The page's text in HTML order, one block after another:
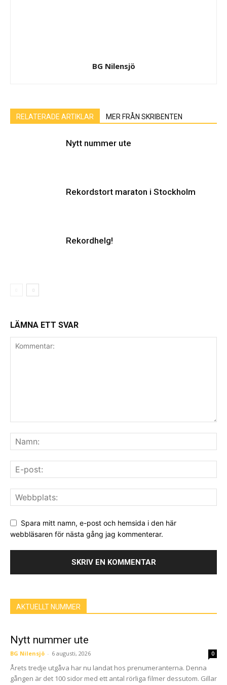
BG Nilensjö
RELATERADE ARTIKLAR MER FRÅN SKRIBENTEN
Nytt nummer ute
Rekordstort maraton i Stockholm
Rekordhelg!
LÄMNA ETT SVAR
Spara mitt namn, e-post och hemsida i den här
webbläsaren för nästa gång jag kommenterar.
AKTUELLT NUMMER
Nytt nummer ute
BG Nilensjö - 6 augusti, 2026 0
Årets tredje utgåva har nu landat hos prenumeranterna. Denna
gången är det 100 sidor med ett antal rörliga filmer dessutom. Gillar